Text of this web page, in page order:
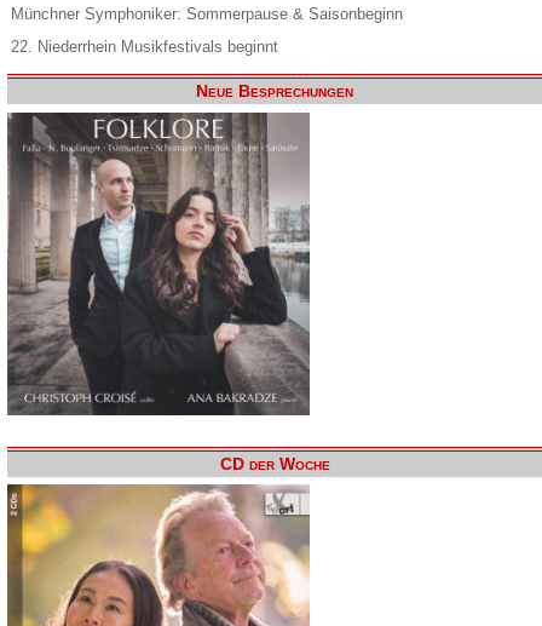
Münchner Symphoniker: Sommerpause & Saisonbeginn
22. Niederrhein Musikfestivals beginnt
Neue Besprechungen
CD der Woche